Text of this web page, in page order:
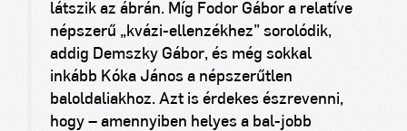
látszik az ábrán. Míg Fodor Gábor a relatíve
népszerű „kvázi-ellenzékhez” sorolódik,
addig Demszky Gábor, és még sokkal
inkább Kóka János a népszerűtlen
baloldaliakhoz. Azt is érdekes észrevenni,
hogy – amennyiben helyes a bal-jobb